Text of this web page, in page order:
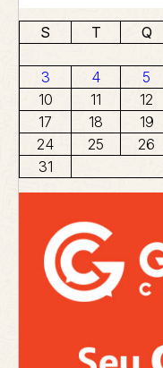
S T Q
3
4 5
10
11 12
17
18 19
24
25 26
31